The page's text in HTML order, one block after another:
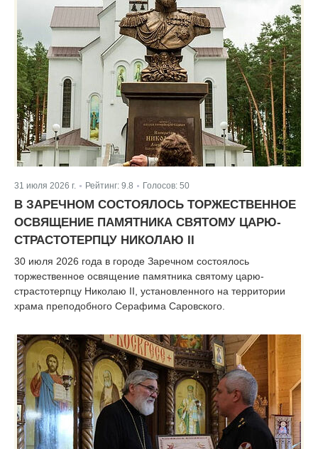
31 июля 2026 г. | Рейтинг: 9.8 Голосов: 50
В ЗАРЕЧНОМ СОСТОЯЛОСЬ ТОРЖЕСТВЕННОЕ
ОСВЯЩЕНИЕ ПАМЯТНИКА СВЯТОМУ ЦАРЮ-
СТРАСТОТЕРПЦУ НИКОЛАЮ II
30 июля 2026 года в городе Заречном состоялось
торжественное освящение памятника святому царю-
страстотерпцу Николаю II, установленного на территории
храма преподобного Серафима Саровского.